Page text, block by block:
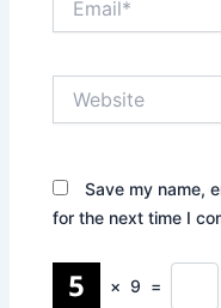
Save my name,
for the next time I
× 9 =